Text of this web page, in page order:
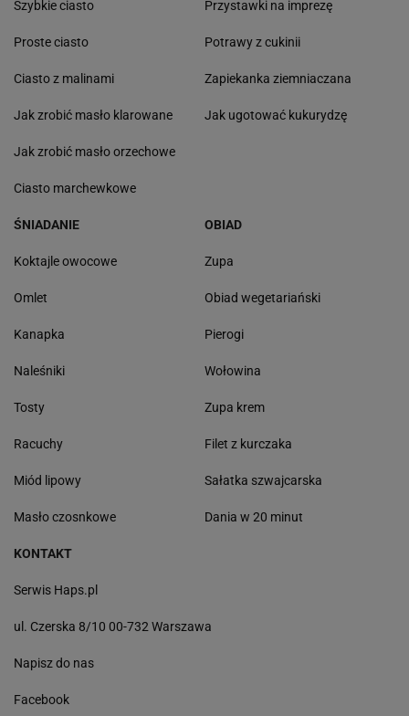
Szybkie ciasto
Proste ciasto
Ciasto z malinami
Jak zrobić masło klarowane
Jak zrobić masło orzechowe
Ciasto marchewkowe
Przystawki na imprezę
Potrawy z cukinii
Zapiekanka ziemniaczana
Jak ugotować kukurydzę
ŚNIADANIE
Koktajle owocowe
Omlet
Kanapka
Naleśniki
Tosty
Racuchy
Miód lipowy
Masło czosnkowe
OBIAD
Zupa
Obiad wegetariański
Pierogi
Wołowina
Zupa krem
Filet z kurczaka
Sałatka szwajcarska
Dania w 20 minut
KONTAKT
Serwis Haps.pl
ul. Czerska 8/10 00-732 Warszawa
Napisz do nas
Facebook